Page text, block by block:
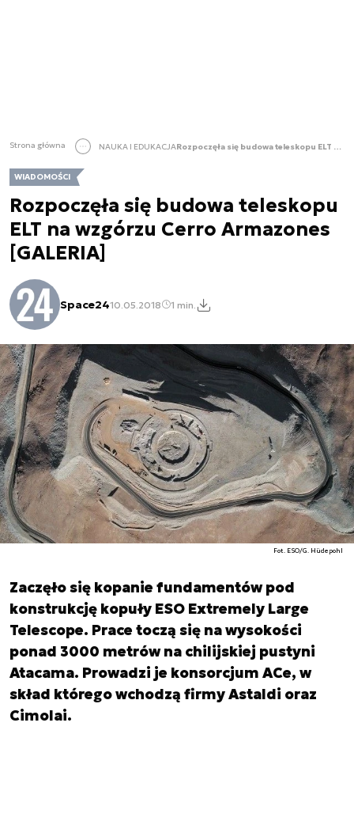
Strona główna NAUKA I EDUKACJA Rozpoczęła się budowa teleskopu ELT na wzgórzu Cerro Armazones [GALERIA]
WIADOMOŚCI
Rozpoczęła się budowa teleskopu
ELT na wzgórzu Cerro Armazones
[GALERIA]
Space2410.05.2018 1 min.
Fot. ESO/G. Hüdepohl
Zaczęło się kopanie fundamentów pod
konstrukcję kopuły ESO Extremely Large
Telescope. Prace toczą się na wysokości
ponad 3000 metrów na chilijskiej pustyni
Atacama. Prowadzi je konsorcjum ACe, w
skład którego wchodzą firmy Astaldi oraz
Cimolai.